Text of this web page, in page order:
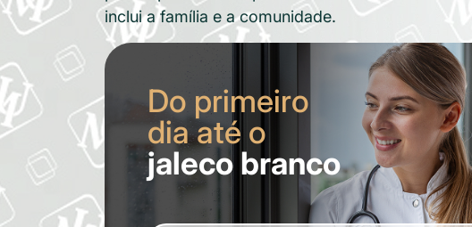
inclui a família e a comunidade.
Do primeiro
dia até o
jaleco branco